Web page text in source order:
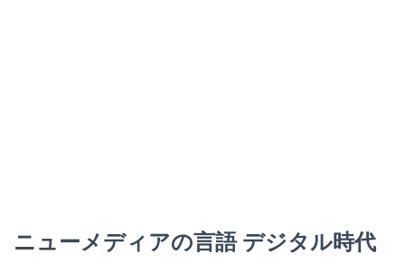
ニューメディアの言語 デジタル時代